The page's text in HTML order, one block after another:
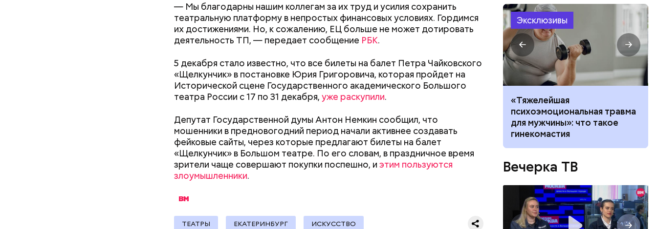
— Мы благодарны нашим коллегам за их труд и усилия сохранить
театральную платформу в непростых финансовых условиях. Гордимся
их достижениями. Но, к сожалению, ЕЦ больше не может дотировать
деятельность ТП, — передает сообщение РБК.
5 декабря стало известно, что все билеты на балет Петра Чайковского
«Щелкунчик» в постановке Юрия Григоровича, которая пройдет на
Исторической сцене Государственного академического Большого
театра России с 17 по 31 декабря, уже раскупили.
Депутат Государственной думы Антон Немкин сообщил, что
мошенники в предновогодний период начали активнее создавать
фейковые сайты, через которые предлагают билеты на балет
«Щелкунчик» в Большом театре. По его словам, в праздничное время
зрители чаще совершают покупки поспешно, и этим пользуются
злоумышленники.
ТЕАТРЫ ЕКАТЕРИНБУРГ ИСКУССТВО
кабачок;
петрушка;
чеснок;
оливковое масло;
соль.
Вред дыни
А врач-эндокринолог Алексей Калинчев рассказал, что существует
множество блюд, где используют растение.
Эксклюзивы
Бесконечное ничто: названа
зеркальной даты 8 августа
2026 года
Хотела спасти малыша: как
падении из окна в Раменском
«Тяжелейшая
психоэмоциональная травма
для мужчины»: что такое
гинекомастия
Вечерка ТВ